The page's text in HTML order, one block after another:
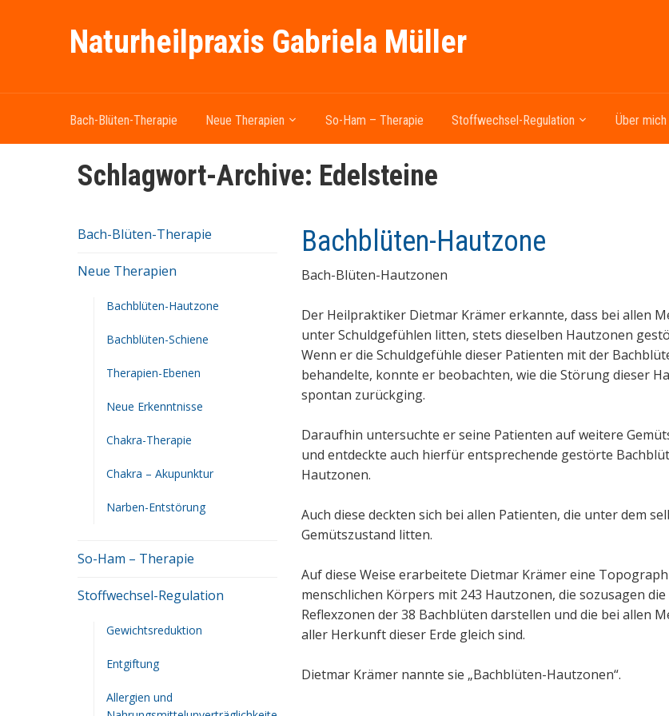
Naturheilpraxis Gabriela Müller
Bach-Blüten-Therapie Neue Therapien So-Ham – Therapie Stoffwechsel-Regulation Über mich
Schlagwort-Archive: Edelsteine
Bach-Blüten-Therapie
Neue Therapien
Bachblüten-Hautzone
Bachblüten-Schiene
Therapien-Ebenen
Neue Erkenntnisse
Chakra-Therapie
Chakra – Akupunktur
Narben-Entstörung
So-Ham – Therapie
Stoffwechsel-Regulation
Gewichtsreduktion
Entgiftung
Allergien und
Bachblüten-Hautzone
Bach-Blüten-Hautzonen
Der Heilpraktiker Dietmar Krämer erkannte, dass bei allen
unter Schuldgefühlen litten, stets dieselben Hautzonen
Wenn er die Schuldgefühle dieser Patienten mit der
behandelte, konnte er beobachten, wie die Störung dieser
spontan zurückging.
Daraufhin untersuchte er seine Patienten auf weitere
und entdeckte auch hierfür entsprechende gestörte
Hautzonen.
Auch diese deckten sich bei allen Patienten, die unter dem
Gemütszustand litten.
Auf diese Weise erarbeitete Dietmar Krämer eine
menschlichen Körpers mit 243 Hautzonen, die sozusagen die
Reflexzonen der 38 Bachblüten darstellen und die bei allen
aller Herkunft dieser Erde gleich sind.
Dietmar Krämer nannte sie „Bachblüten-Hautzonen“.